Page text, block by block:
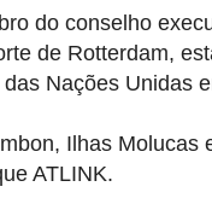
do conselho
de Rotterdam,
das Nações Unidas
Ilhas Molucas
ATLINK.